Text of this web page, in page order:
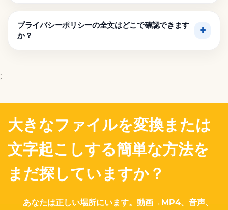
プライバシーポリシーの全文はどこで確認できます
か？
;
大きなファイルを変換または
文字起こしする簡単な方法を
まだ探していますか？
あなたは正しい場所にいます。動画→MP4、音声、